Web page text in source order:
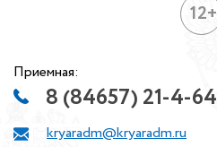
12+
Приемная:
8 (84657) 21-4-64
kryaradm@kryaradm.ru